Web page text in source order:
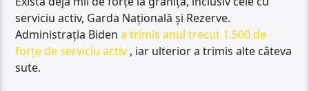
serviciu activ, Garda Națională și Rezerve.
Administrația Bidena trimis anul trecut 1.500 de
forțe de serviciu activ , iar ulterior a trimis alte câteva
sute.